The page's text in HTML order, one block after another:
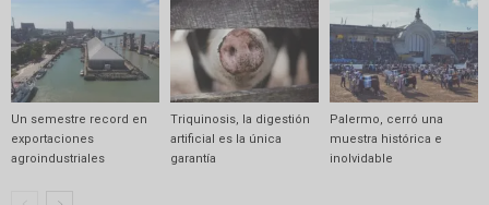
Un semestre record en
exportaciones
agroindustriales
Triquinosis, la digestión
artificial es la única
garantía
Palermo, cerró una
muestra histórica e
inolvidable